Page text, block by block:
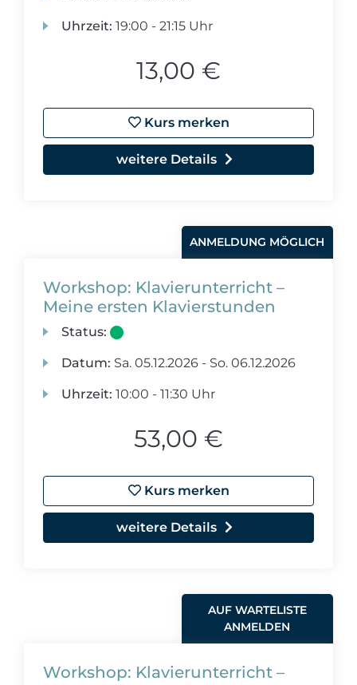
Uhrzeit: 19:00 - 21:15 Uhr
13,00 €
Kurs merken
weitere Details
ANMELDUNG MÖGLICH
Workshop: Klavierunterricht –
Meine ersten Klavierstunden
Status:
Datum: Sa. 05.12.2026 - So. 06.12.2026
Uhrzeit: 10:00 - 11:30 Uhr
53,00 €
Kurs merken
weitere Details
AUF WARTELISTE
ANMELDEN
Workshop: Klavierunterricht –